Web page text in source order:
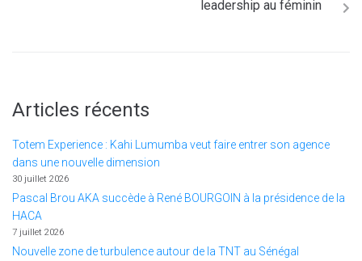
leadership au féminin
Articles récents
Totem Experience : Kahi Lumumba veut faire entrer son agence
dans une nouvelle dimension
30 juillet 2026
Pascal Brou AKA succède à René BOURGOIN à la présidence de la
HACA
7 juillet 2026
Nouvelle zone de turbulence autour de la TNT au Sénégal